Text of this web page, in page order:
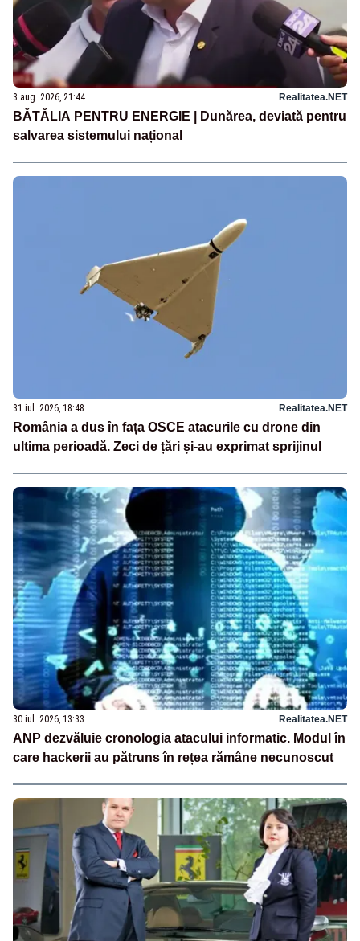
3 aug. 2026, 21:44 Realitatea.NET
BĂTĂLIA PENTRU ENERGIE | Dunărea, deviată pentru
salvarea sistemului național
31 iul. 2026, 18:48 Realitatea.NET
România a dus în fața OSCE atacurile cu drone din
ultima perioadă. Zeci de țări și-au exprimat sprijinul
30 iul. 2026, 13:33 Realitatea.NET
ANP dezvăluie cronologia atacului informatic. Modul în
care hackerii au pătruns în rețea rămâne necunoscut